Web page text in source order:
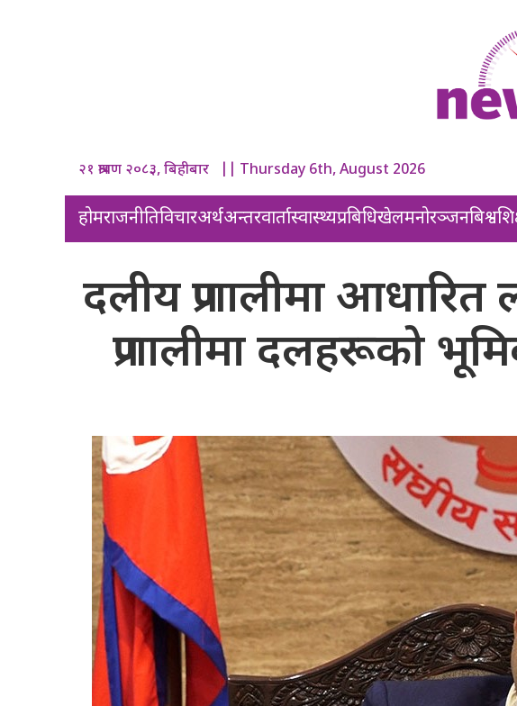
२१ श्रावण २०८३, बिहीबार || Thursday 6th, August 2026
होमराजनीतिविचारअर्थअन्तरवार्तास्वास्थ्यप्रबिधिखेलमनोरञ्जनबिश्व
दलीय प्रणालीमा
प्रणालीमा दलहरूको